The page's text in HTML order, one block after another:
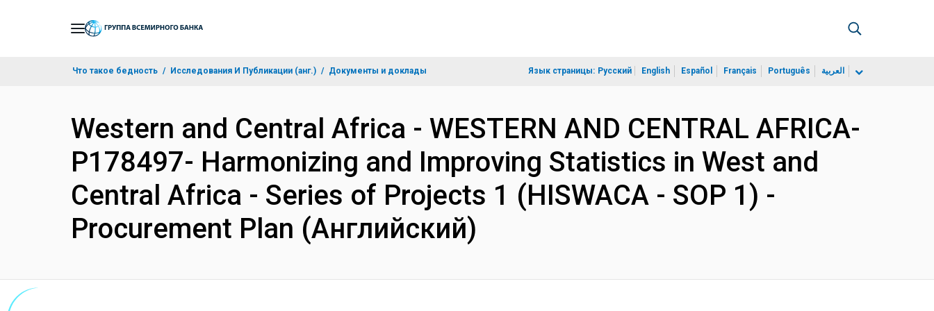
Что такое бедность Исследования И Публикации (анг.) Документы и доклады Язык страницы: Русский English Español Français Português العربية
Western and Central Africa - WESTERN AND CENTRAL AFRICA-
P178497- Harmonizing and Improving Statistics in West and
Central Africa - Series of Projects 1 (HISWACA - SOP 1) -
Procurement Plan (Английский)